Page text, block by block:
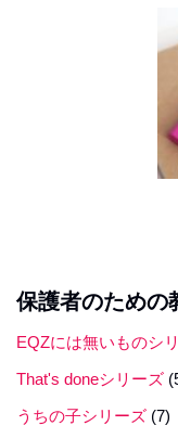
保護者のための
EQZには無いものシ
That's doneシリーズ
うちの子シリーズ (7)